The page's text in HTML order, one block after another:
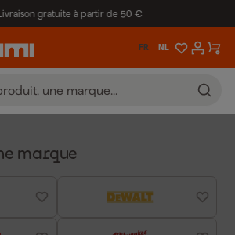
gratuite à partir de 50 €
FR NL
marque